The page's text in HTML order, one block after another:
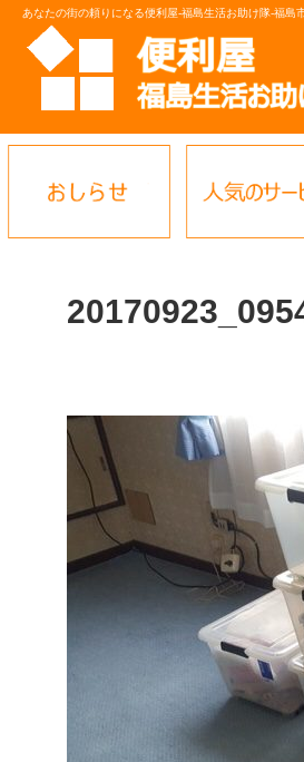
あなたの街の頼りになる便利屋-福島生活お助け隊-福島